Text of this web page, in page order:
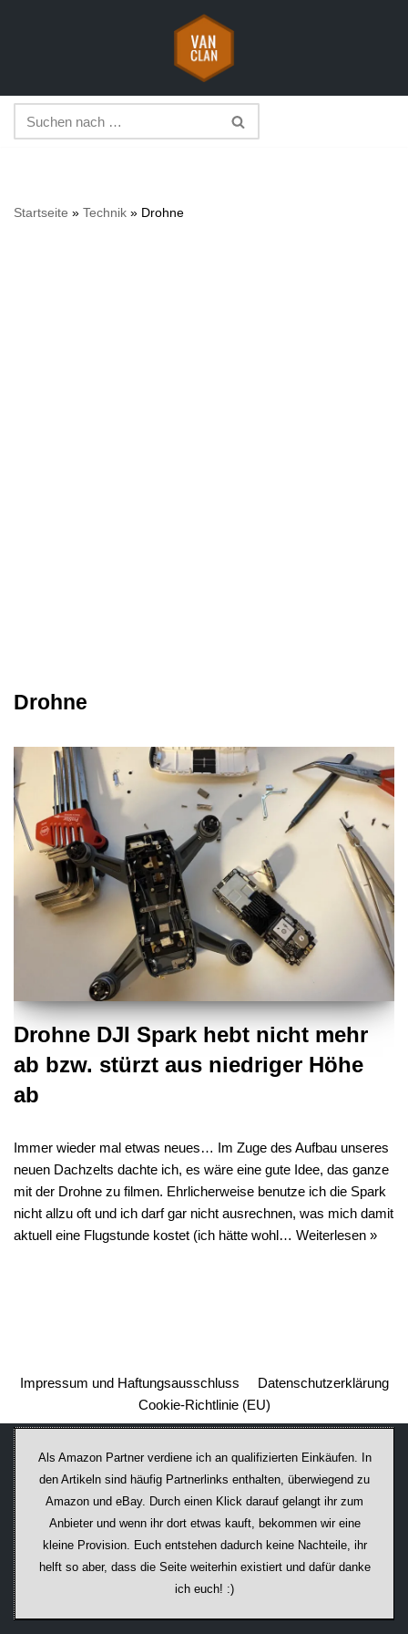
springen
Startseite » Technik » Drohne
Drohne
Drohne DJI Spark hebt nicht mehr
ab bzw. stürzt aus niedriger Höhe
ab
Immer wieder mal etwas neues… Im Zuge des Aufbau unseres
neuen Dachzelts dachte ich, es wäre eine gute Idee, das ganze
mit der Drohne zu filmen. Ehrlicherweise benutze ich die Spark
nicht allzu oft und ich darf gar nicht ausrechnen, was mich damit
aktuell eine Flugstunde kostet (ich hätte wohl… Weiterlesen »
Impressum und Haftungsausschluss
Datenschutzerklärung
Cookie-Richtlinie (EU)
Als Amazon Partner verdiene ich an qualifizierten Einkäufen. In
den Artikeln sind häufig Partnerlinks enthalten, überwiegend zu
Amazon und eBay. Durch einen Klick darauf ge­lan­gt ihr zum
Anbieter und wenn ihr dort etwas kauft, bekommen wir ei­ne
kleine Provision. Euch entstehen dadurch keine Nachteile, ihr
helft so aber, dass die Seite weiterhin existiert und dafür danke
ich euch! :)